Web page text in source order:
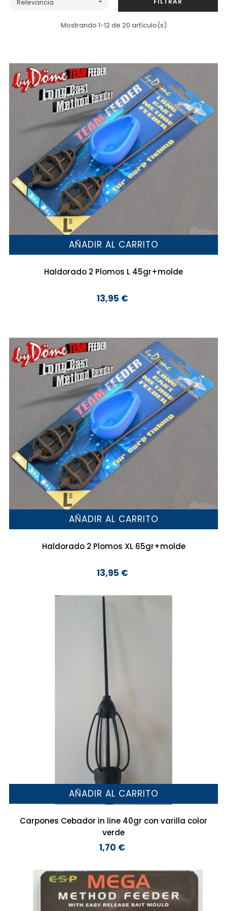
Relevancia
Mostrando 1-12 de 20 artículo(s)
AÑADIR AL CARRITO
Haldorado 2 Plomos L 45gr+molde
Precio
13,95 €
AÑADIR AL CARRITO
Haldorado 2 Plomos XL 65gr+molde
Precio
13,95 €
AÑADIR AL CARRITO
Carpones Cebador in line 40gr con varilla color
verde
Precio
1,70 €